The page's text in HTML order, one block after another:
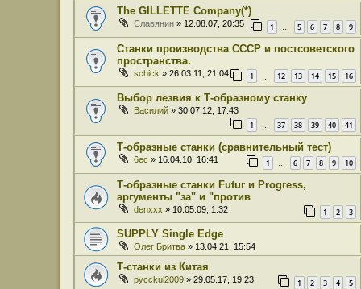
The GILLETTE Company(*)
Славянин » 12.08.07, 20:35 1 … 5 6 7 8 9
Станки производства СССР и постсоветского
пространства.
schick » 26.03.11, 21:04 1 12 13 14 15 16
Выбор лезвия к Т-образному станку
Василий » 30.07.12, 17:43
1 … 37 38 39 40 41
Т-образные станки (сравнительный тест)
6ec » 16.04.10, 16:41 1 … 6 7 8 9 10
Т-образные станки Futur и Progress,
аргументы "за" и "против
denxxx » 10.05.09, 1:32 1 2 3
SUPPLY Single Edge
Олег Бритва » 13.04.21, 15:54
Т-станки из Китая
pycckui2009 » 29.05.17, 19:23 1 2 3 4 5